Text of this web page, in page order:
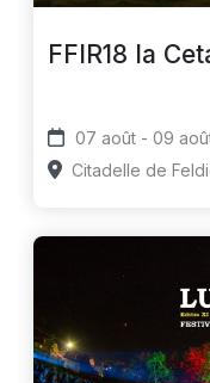
FFIR18 la
07 août - 09
Citadelle de